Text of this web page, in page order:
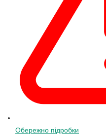
Обережно підробки